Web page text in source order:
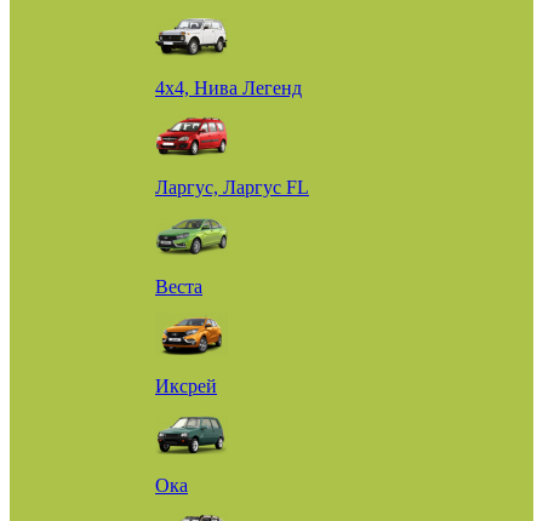
4х4, Нива Легенд
Ларгус, Ларгус FL
Веста
Иксрей
Ока